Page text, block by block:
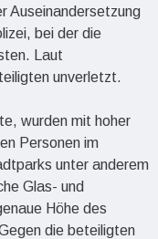
Auseinandersetzung
bei der die
Laut
unverletzt.
wurden mit hoher
Personen im
unter anderem
Glas- und
Höhe des
die beteiligten